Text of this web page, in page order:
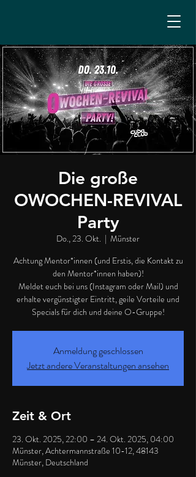
Die große
OWOCHEN-REVIVAL
Party
Do., 23. Okt.
  |
Münster
Achtung Mentor*innen (und Erstis, die Kontakt zu
den Mentor*innen haben)!
Meldet euch bei uns (Instagram oder Mail) und
erhalte vergünstigter Eintritt, geile Vorteile und
Specials für dich und deine O-Gruppe!
Anmeldung geschlossen
Jetzt andere Veranstaltungen ansehen
Zeit & Ort
23. Okt. 2025, 22:00 – 24. Okt. 2025, 04:00
Münster, Achtermannstraße 10-12, 48143
Münster, Deutschland